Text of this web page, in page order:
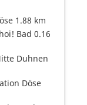
1.88 km
Bad 0.16
Duhnen
Döse